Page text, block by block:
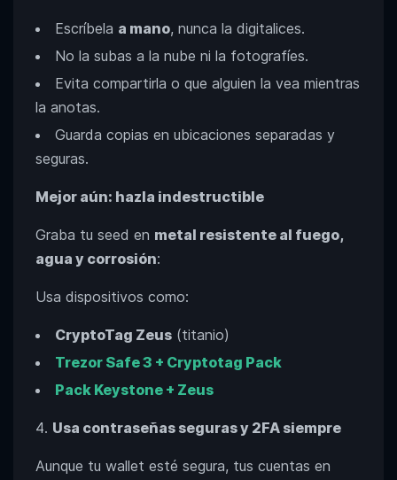
Escríbela a mano, nunca la digitalices.
No la subas a la nube ni la fotografíes.
Evita compartirla o que alguien la vea mientras
la anotas.
Guarda copias en ubicaciones separadas y
seguras.
Mejor aún: hazla indestructible
Graba tu seed en metal resistente al fuego,
agua y corrosión:
Usa dispositivos como:
CryptoTag Zeus (titanio)
Trezor Safe 3 + Cryptotag Pack
Pack Keystone + Zeus
Usa contraseñas seguras y 2FA siempre
Aunque tu wallet esté segura, tus cuentas en